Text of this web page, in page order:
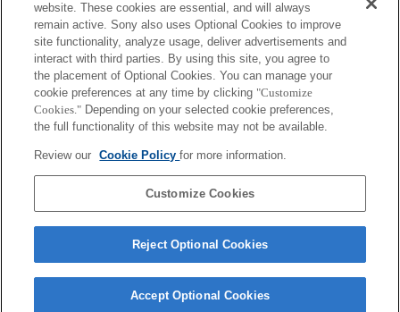
プレスリリース
ご利用条件
環境情報
クッキーポリシー
website. These cookies are essential, and will always
remain active. Sony also uses Optional Cookies to improve
site functionality, analyze usage, deliver advertisements and
interact with third parties. By using this site, you agree to
the placement of Optional Cookies. You can manage your
cookie preferences at any time by clicking "Customize
Cookies." Depending on your selected cookie preferences,
the full functionality of this website may not be available.
Review our Cookie Policyfor more information.
Customize Cookies
Reject Optional Cookies
Accept Optional Cookies